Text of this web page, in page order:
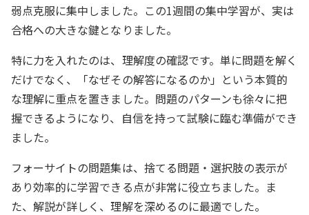
弱点克服に集中しました。この1週間の集中学習が、実は
合格への大きな鍵となりました。
特に力を入れたのは、理解度の確認です。単に問題を解く
だけでなく、「なぜその解答になるのか」という本質的
な理解に重点を置きました。問題のパターンも徐々に把
握できるようになり、自信を持って試験に臨む準備ができ
ました。
フォーサイトの問題集は、捨てる問題・選択肢の表示が
あり効率的に学習できる点が非常に役立ちました。ま
た、解説が詳しく、理解を深めるのに最適でした。